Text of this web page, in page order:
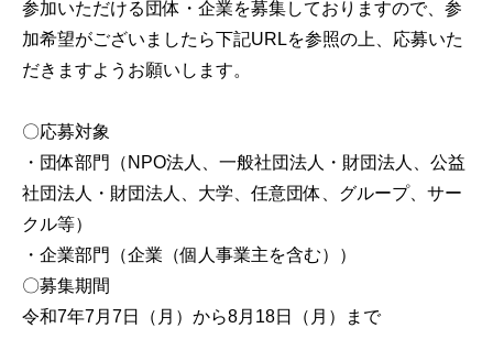
参加いただける団体・企業を募集しておりますので、参
加希望がございましたら下記URLを参照の上、応募いた
だきますようお願いします。
〇応募対象
・団体部門（NPO法人、一般社団法人・財団法人、公益
社団法人・財団法人、大学、任意団体、グループ、サー
クル等）
・企業部門（企業（個人事業主を含む））
〇募集期間
令和7年7月7日（月）から8月18日（月）まで